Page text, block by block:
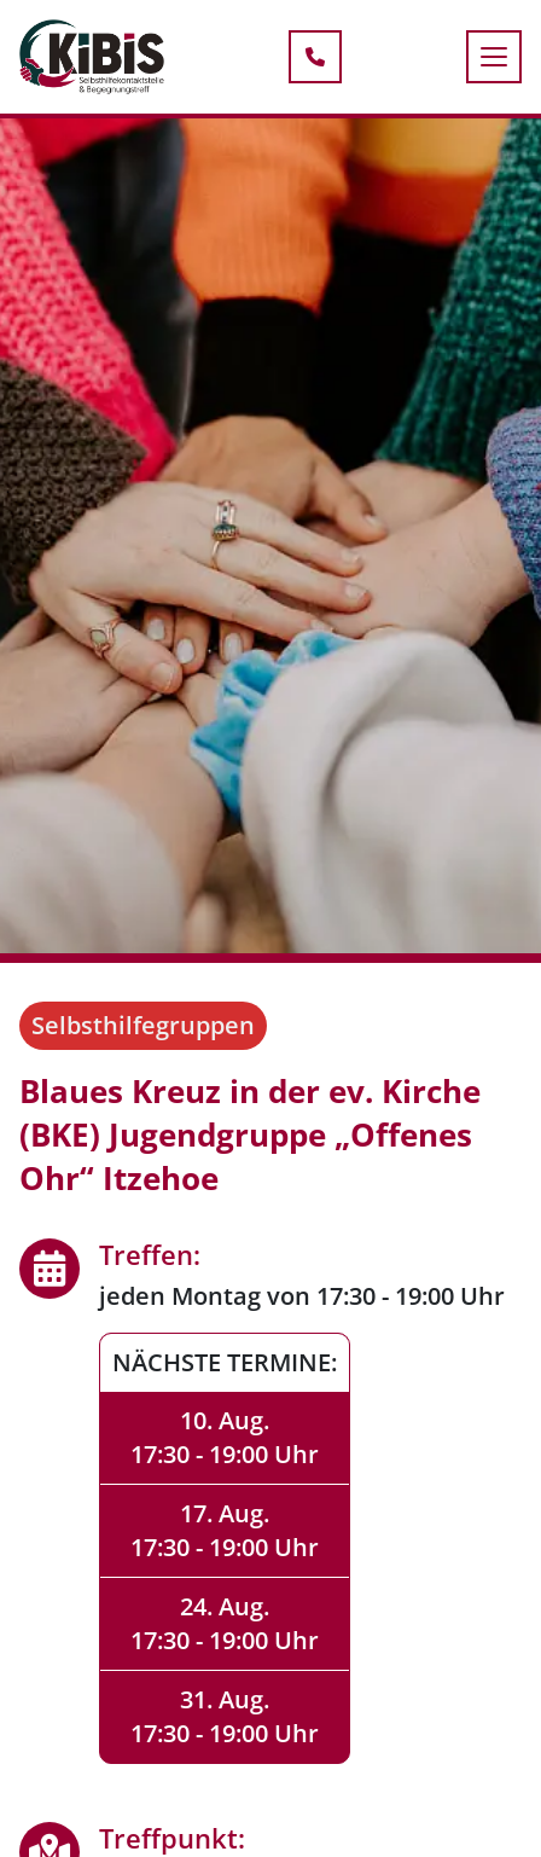
Selbsthilfegruppen
Blaues Kreuz in der ev. Kirche
(BKE) Jugendgruppe „Offenes
Ohr“ Itzehoe
Treffen:
jeden Montag von 17:30 - 19:00 Uhr
NÄCHSTE TERMINE:
10. Aug.
17:30 - 19:00 Uhr
17. Aug.
17:30 - 19:00 Uhr
24. Aug.
17:30 - 19:00 Uhr
31. Aug.
17:30 - 19:00 Uhr
Treffpunkt: